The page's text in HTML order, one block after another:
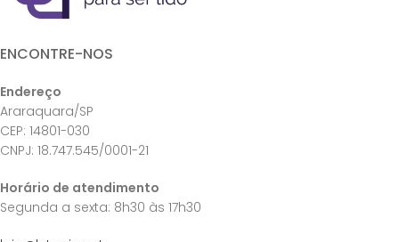
ENCONTRE-NOS
Endereço
Araraquara/SP
CEP: 14801-030
CNPJ: 18.747.545/0001-21
Horário de atendimento
Segunda a sexta: 8h30 às 17h30